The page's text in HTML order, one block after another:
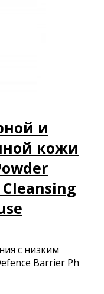
и
кожи
Cleansing